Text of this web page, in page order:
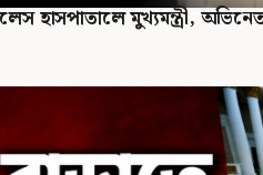
হাসপাতালে মুখ্যমন্ত্রী,